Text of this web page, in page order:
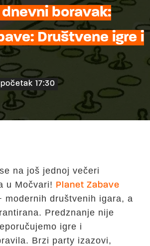
boravak:
Društvene igre i
početak 17:30
na još jednoj večeri
u Močvari! Planet Zabave
modernih društvenih igara, a
Predznanje nije
igre i
Brzi party izazovi,